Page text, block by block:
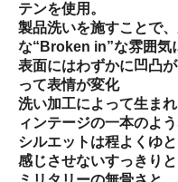
テンを使用。
製品洗いを施すことで
な“Broken in”な雰囲
表面にはわずかに凹凸
って表情が変化
洗い加工によって生ま
ィンテージの一本のよ
シルエットは程よくゆ
感じさせないすっきり